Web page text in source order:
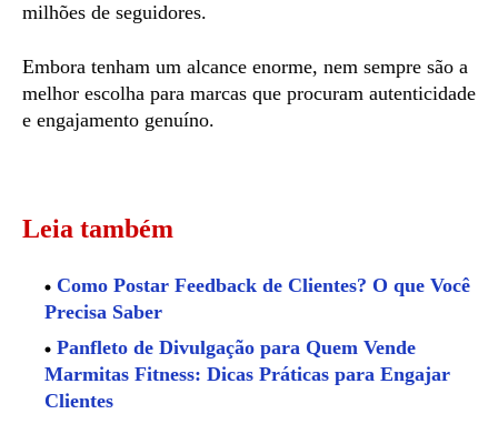
milhões de seguidores.
Embora tenham um alcance enorme, nem sempre são a
melhor escolha para marcas que procuram autenticidade
e engajamento genuíno.
Leia também
Como Postar Feedback de Clientes? O que Você
Precisa Saber
Panfleto de Divulgação para Quem Vende
Marmitas Fitness: Dicas Práticas para Engajar
Clientes